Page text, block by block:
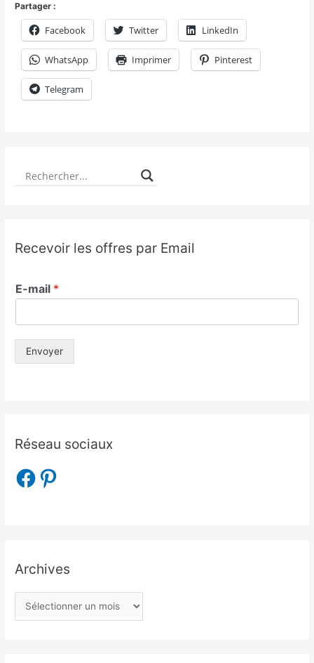
Partager :
Facebook Twitter LinkedIn
WhatsApp Imprimer Pinterest
Telegram
Recevoir les offres par Email
E-mail *
Envoyer
Réseau sociaux
Archives